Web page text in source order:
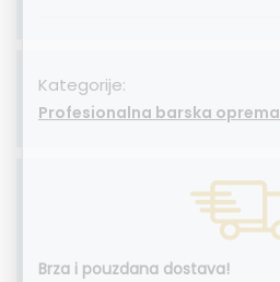
Kategorije:
Profesionalna barska oprema
Brza i pouzdana dostava!